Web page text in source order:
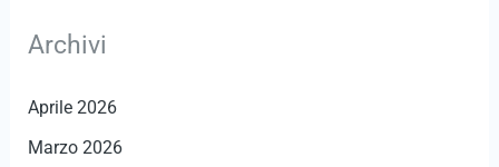
Archivi
Aprile 2026
Marzo 2026